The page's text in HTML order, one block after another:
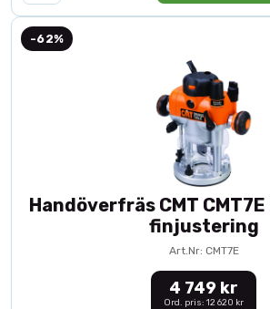
-62%
Handöverfräs CMT
finjustering
Art.Nr: CMT7E
4 749 kr
Ord. pris: 12 620 kr